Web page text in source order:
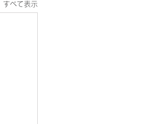
すべて表示